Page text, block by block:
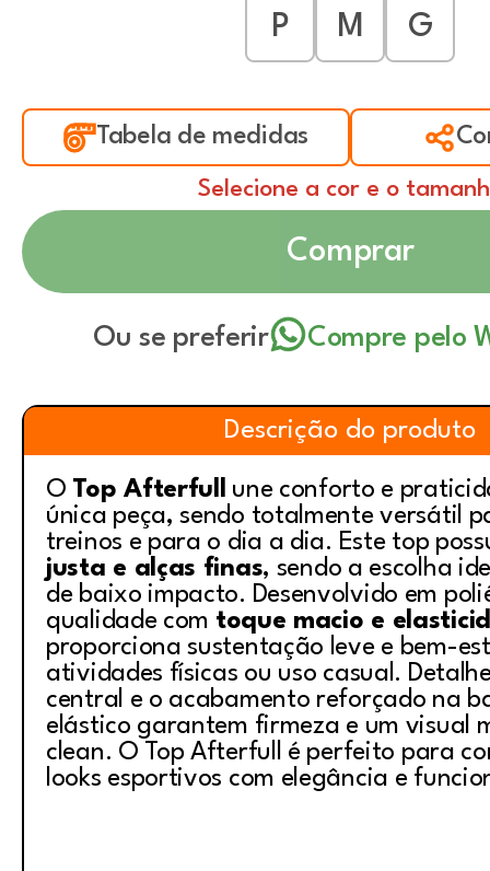
P
M G
Tabela de medidas
Selecione a cor e o
Comprar
Ou se preferir Compre pelo
Descrição do produto
O Top Afterfull une conforto e
única peça, sendo totalmente versátil
treinos e para o dia a dia. Este top
justa e alças finas, sendo a escolha
de baixo impacto. Desenvolvido em
qualidade com toque macio e
proporciona sustentação leve e bem-
atividades físicas ou uso casual.
central e o acabamento reforçado na
elástico garantem firmeza e um visual
clean. O Top Afterfull é perfeito para
looks esportivos com elegância e